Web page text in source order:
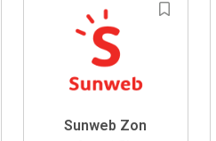
Sunweb Zon